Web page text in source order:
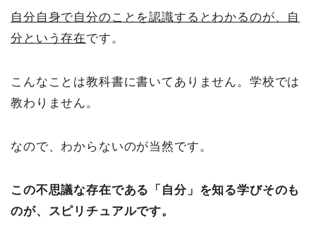
自分自身で自分のことを認識するとわかるのが、自
分という存在です。
こんなことは教科書に書いてありません。学校では
教わりません。
なので、わからないのが当然です。
この不思議な存在である「自分」を知る学びそのも
のが、スピリチュアルです。